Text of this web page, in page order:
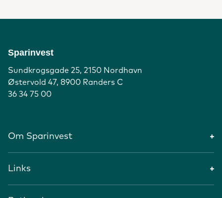
Sparinvest
Sundkrogsgade 25, 2150 Nordhavn
Østervold 47, 8900 Randers C
36 34 75 00
Om Sparinvest
Links